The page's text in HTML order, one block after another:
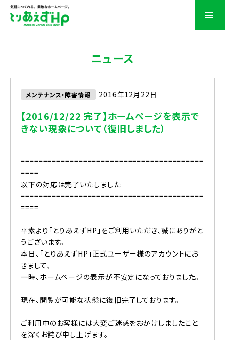
ニュース
メンテナンス・障害情報 2016年12月22日
【2016/12/22 完了】ホームページを表示で
きない現象について（復旧しました）
=========================================
====
以下の対応は完了いたしました
=========================================
====
平素より「とりあえずHP」をご利用いただき、誠にありがと
うございます。
本日、「とりあえずHP」正式ユーザー様のアカウントにお
きまして、
一時、ホームページの表示が不安定になっておりました。
現在、閲覧が可能な状態に復旧完了しております。
ご利用中のお客様には大変ご迷惑をおかけしましたこと
を深くお詫び申し上げます。